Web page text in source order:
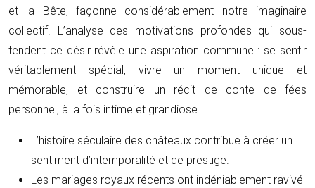
et la Bête, façonne considérablement notre imaginaire
collectif. L’analyse des motivations profondes qui sous-
tendent ce désir révèle une aspiration commune : se sentir
véritablement spécial, vivre un moment unique et
mémorable, et construire un récit de conte de fées
personnel, à la fois intime et grandiose.
L’histoire séculaire des châteaux contribue à créer un
sentiment d’intemporalité et de prestige.
Les mariages royaux récents ont indéniablement ravivé